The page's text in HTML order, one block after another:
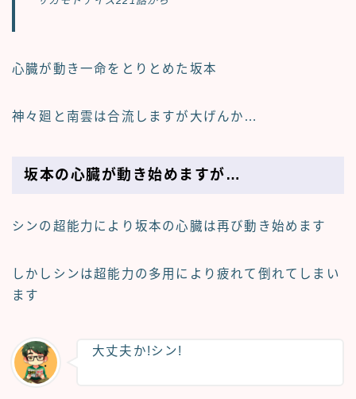
心臓が動き一命をとりとめた坂本
神々廻と南雲は合流しますが大げんか…
坂本の心臓が動き始めますが…
シンの超能力により坂本の心臓は再び動き始めます
しかしシンは超能力の多用により疲れて倒れてしまい
ます
大丈夫か!シン!